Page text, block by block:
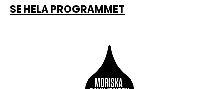
SE HELA PROGRAMMET